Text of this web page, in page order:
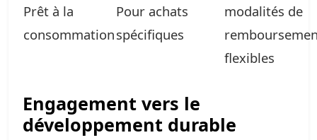
Prêt à la
consommation
Pour achats
spécifiques
modalités de
flexibles
Engagement vers le
développement durable